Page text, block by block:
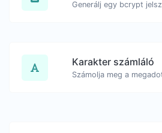
Karakter számláló